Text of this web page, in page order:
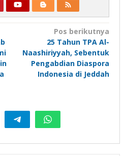
Pos berikutnya
25 Tahun TPA Al-
Naashiriyyah, Sebentuk
Pengabdian Diaspora
Indonesia di Jeddah